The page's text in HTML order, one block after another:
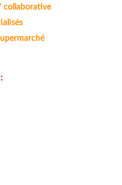
collaborative